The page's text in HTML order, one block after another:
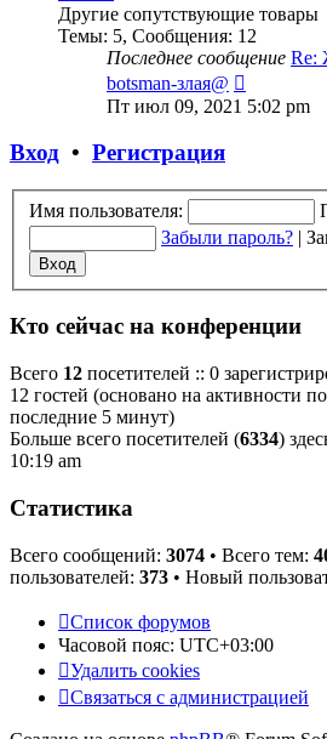
Другие сопутствующие товары
Темы: 5, Сообщения: 12
Последнее сообщение Re:
botsman-злая@
к
Пт июл 09, 2021 5:02 pm
Вход • Регистрация
Имя пользователя:
Забыли пароль? |
Кто сейчас на конференции
Всего 12 посетителей :: 0
12 гостей (основано на активности
последние 5 минут)
Больше всего посетителей (6334)
10:19 am
Статистика
Всего сообщений: 3074 • Всего тем:
пользователей: 373 • Новый
Список форумов
Часовой пояс: UTC+03:00
Удалить cookies
Связаться с администрацией